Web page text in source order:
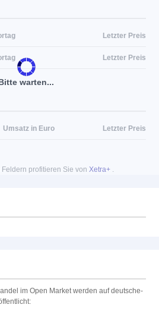
warten...
Letzter Preis
Letzter Preis
Umsatz in Euro Letzter Preis
profitieren Sie von Xetra+
im Open Market werden auf deutsche-